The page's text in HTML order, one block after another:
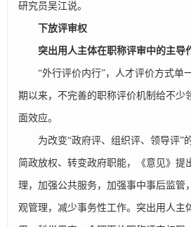
研究员吴江说。
下放评审权
突出用人主体在职称评审中的主导
“外行评价内行”，人才评价方式单
期以来，不完善的职称评价机制给不少
面效应。
为改变“政府评、组织评、领导评”
简政放权、转变政府职能，《意见》提
理，加强公共服务，加强事中事后监管
观管理，减少事务性工作。突出用人主